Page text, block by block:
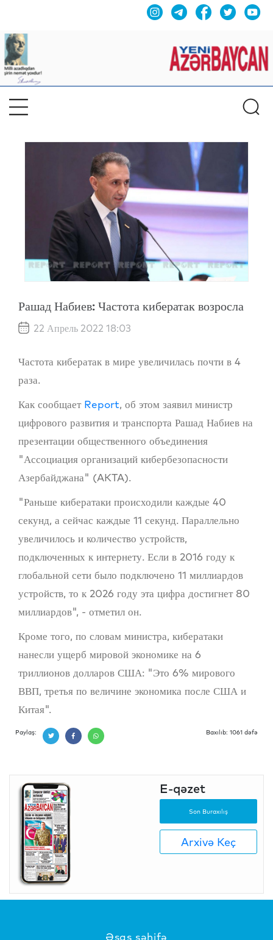
Рашад Набиев: Частота кибератак возросла
22 Апрель 2022 18:03
Частота кибератак в мире увеличилась почти в 4
раза.
Как сообщает Report, об этом заявил министр
цифрового развития и транспорта Рашад Набиев на
презентации общественного объединения
"Ассоциация организаций кибербезопасности
Азербайджана" (AKTA).
"Раньше кибератаки происходили каждые 40
секунд, а сейчас каждые 11 секунд. Параллельно
увеличилось и количество устройств,
подключенных к интернету. Если в 2016 году к
глобальной сети было подключено 11 миллиардов
устройств, то к 2026 году эта цифра достигнет 80
миллиардов", - отметил он.
Кроме того, по словам министра, кибератаки
нанесли ущерб мировой экономике на 6
триллионов долларов США: "Это 6% мирового
ВВП, третья по величине экономика после США и
Китая".
Paylaş: Baxılıb: 1061 dəfə
E-qəzet
Son Buraxılış
Arxivə Keç
Əsas səhifə